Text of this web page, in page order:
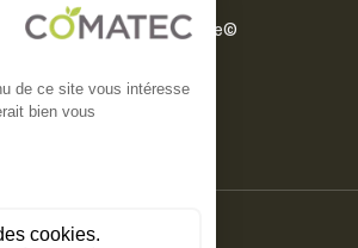
PlanetScore©